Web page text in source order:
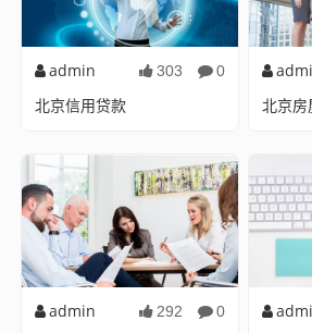
admin 303 0
北京信用贷款
个人信用的桥梁引言：随着中
国经济的快速发展...
北京房
中国
中心，
admin 292 0